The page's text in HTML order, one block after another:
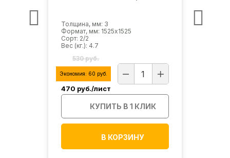
Толщина, мм: 3
Формат, мм: 1525х1525
Сорт: 2/2
Вес (кг.): 4.7
530 руб.
Экономия: 60 руб.
470 руб./лист
КУПИТЬ В 1 КЛИК
В КОРЗИНУ